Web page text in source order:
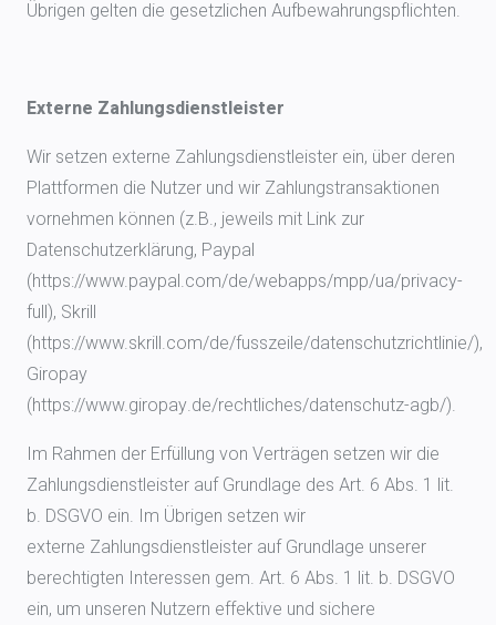
Übrigen gelten die gesetzlichen Aufbewahrungspflichten.
Externe Zahlungsdienstleister
Wir setzen externe Zahlungsdienstleister ein, über deren
Plattformen die Nutzer und wir Zahlungstransaktionen
vornehmen können (z.B., jeweils mit Link zur
Datenschutzerklärung, Paypal
(https://www.paypal.com/de/webapps/mpp/ua/privacy-
full), Skrill
(https://www.skrill.com/de/fusszeile/datenschutzrichtlinie/),
Giropay
(https://www.giropay.de/rechtliches/datenschutz-agb/).
Im Rahmen der Erfüllung von Verträgen setzen wir die
Zahlungsdienstleister auf Grundlage des Art. 6 Abs. 1 lit.
b. DSGVO ein. Im Übrigen setzen wir
externe Zahlungsdienstleister auf Grundlage unserer
berechtigten Interessen gem. Art. 6 Abs. 1 lit. b. DSGVO
ein, um unseren Nutzern effektive und sichere